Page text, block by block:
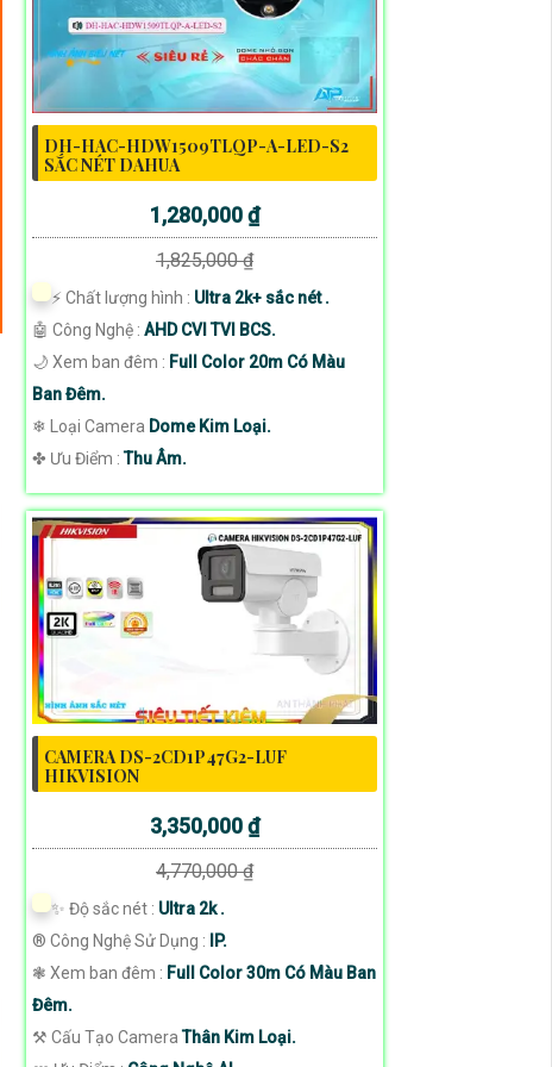
DH-HAC-HDW1509TLQP-A-LED-S2
SẮC NÉT DAHUA
1,280,000 ₫
1,825,000 ₫
️⚡ Chất lượng hình : Ultra 2k+ sắc nét .
🤖️ Công Nghệ : AHD CVI TVI BCS.
🌙 Xem ban đêm : Full Color 20m Có Màu
Ban Đêm.
❄ Loại Camera Dome Kim Loại.
️✤ Ưu Điểm :Thu Âm.
CAMERA DS-2CD1P47G2-LUF
HIKVISION
3,350,000 ₫
4,770,000 ₫
✨ Độ sắc nét : Ultra 2k .
®️ Công Nghệ Sử Dụng :
IP.
❃ Xem ban đêm : Full Color 30m Có Màu Ban
Đêm.
⚒ Cấu Tạo CameraThân Kim Loại.